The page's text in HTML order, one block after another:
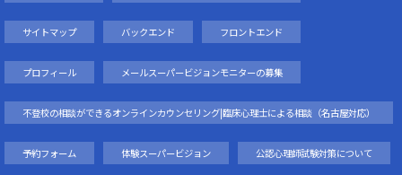
サイトマップ バックエンド フロントエンド
プロフィール メールスーパービジョンモニターの募集
不登校の相談ができるオンラインカウンセリング|臨床心理士による相談（名古屋対応）
予約フォーム 体験スーパービジョン 公認心理師試験対策について